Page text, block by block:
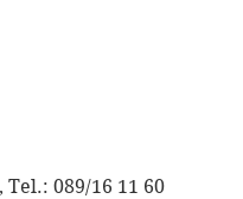
089/16 11 60